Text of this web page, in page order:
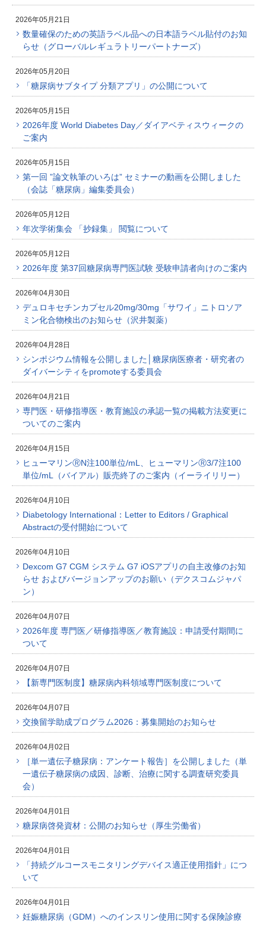
2026年05月21日
数量確保のための英語ラベル品への日本語ラベル貼付のお知
らせ（グローバルレギュラトリーパートナーズ）
2026年05月20日
「糖尿病サブタイプ 分類アプリ」の公開について
2026年05月15日
2026年度 World Diabetes Day／ダイアベティスウィークの
ご案内
2026年05月15日
第一回 ”論文執筆のいろは” セミナーの動画を公開しました
（会誌「糖尿病」編集委員会）
2026年05月12日
年次学術集会 「抄録集」 閲覧について
2026年05月12日
2026年度 第37回糖尿病専門医試験 受験申請者向けのご案内
2026年04月30日
デュロキセチンカプセル20mg/30mg「サワイ」ニトロソア
ミン化合物検出のお知らせ（沢井製薬）
2026年04月28日
シンポジウム情報を公開しました│糖尿病医療者・研究者の
ダイバーシティをpromoteする委員会
2026年04月21日
専門医・研修指導医・教育施設の承認一覧の掲載方法変更に
ついてのご案内
2026年04月15日
ヒューマリンⓇN注100単位/mL、ヒューマリンⓇ3/7注100
単位/mL（バイアル）販売終了のご案内（イーライリリー）
2026年04月10日
Diabetology International：Letter to Editors / Graphical
Abstractの受付開始について
2026年04月10日
Dexcom G7 CGM システム G7 iOSアプリの自主改修のお知
らせ およびバージョンアップのお願い（デクスコムジャパ
ン）
2026年04月07日
2026年度 専門医／研修指導医／教育施設：申請受付期間に
ついて
2026年04月07日
【新専門医制度】糖尿病内科領域専門医制度について
2026年04月07日
交換留学助成プログラム2026：募集開始のお知らせ
2026年04月02日
［単一遺伝子糖尿病：アンケート報告］を公開しました（単
一遺伝子糖尿病の成因、診断、治療に関する調査研究委員
会）
2026年04月01日
糖尿病啓発資材：公開のお知らせ（厚生労働省）
2026年04月01日
「持続グルコースモニタリングデバイス適正使用指針」につ
いて
2026年04月01日
妊娠糖尿病（GDM）へのインスリン使用に関する保険診療